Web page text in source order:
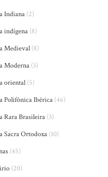
Indiana (2)
indígena (8)
Medieval (8)
Moderna (3)
oriental (5)
Polifônica Ibérica (46)
Rara Brasileira (3)
Sacra Ortodoxa (10)
(45)
(20)